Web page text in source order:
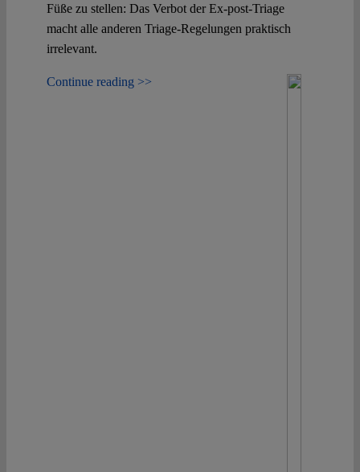
Füße zu stellen: Das Verbot der Ex-post-Triage
macht alle anderen Triage-Regelungen praktisch
irrelevant.
Continue reading >>